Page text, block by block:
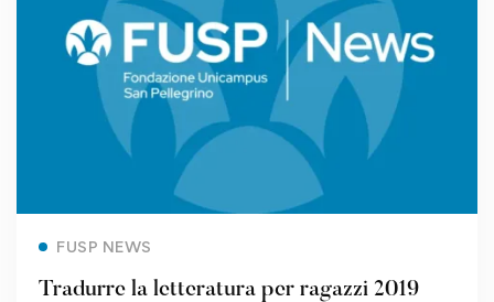
FUSP NEWS
Tradurre la letteratura per ragazzi 2019